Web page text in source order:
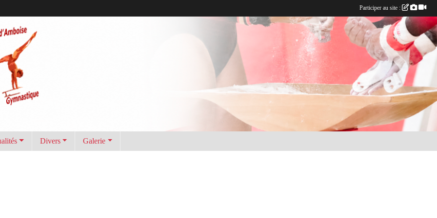
Divers Galerie
Participer au site :